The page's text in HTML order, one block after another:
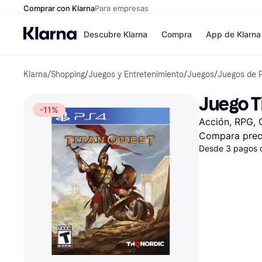
Comprar con KlarnaPara empresas
Descubre Klarna
Formas de
Paga ahora
Paga en 3 plazos
Paga en 30 días
Financiación
Klarna en Apple
Compra
Tiendas
Shein
Zalando
Zara
JD Sports
App de Klarna
Klarna/Shopping/Juegos y Entretenimiento/Juegos/Juegos de
-11% Juego
Acción, RPG,
Compara
Desde 3 pagos